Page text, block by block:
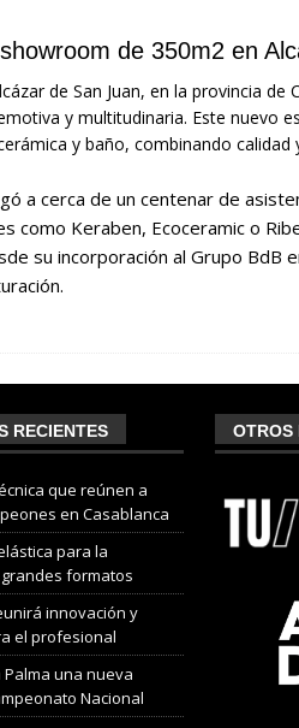
de 350m2 en
de San Juan, en la provincia de
y multitudinaria. Este nuevo
y baño, combinando calidad
a cerca de un centenar de
Keraben, Ecoceramic o
su incorporación al Grupo BdB
RECIENTES
que reúnen a
en Casablanca
para la
formatos
innovación y
el profesional
Palma una nueva
Nacional
OTROS